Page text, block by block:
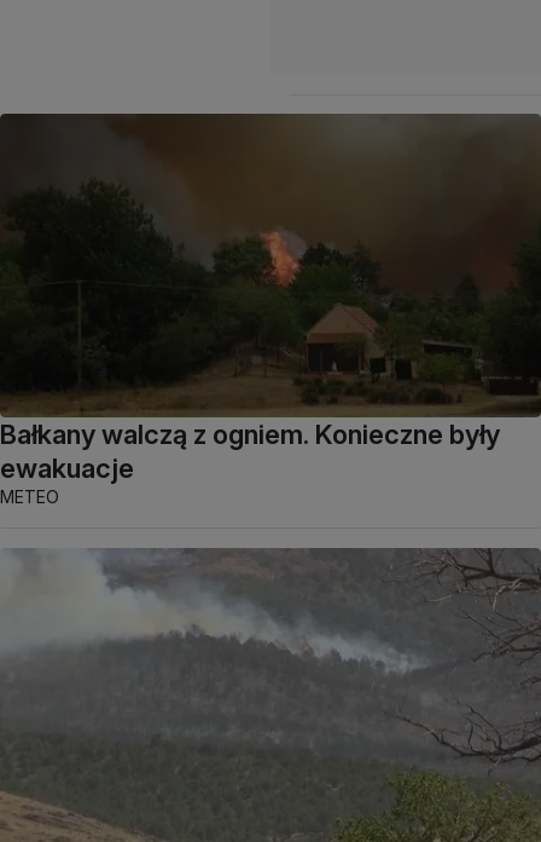
Bałkany walczą z ogniem. Konieczne były
ewakuacje
METEO